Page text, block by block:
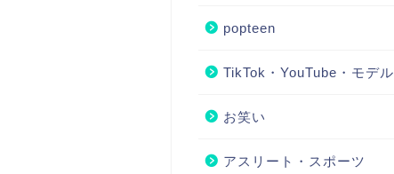
popteen
TikTok・YouTube・モデル
お笑い
アスリート・スポーツ